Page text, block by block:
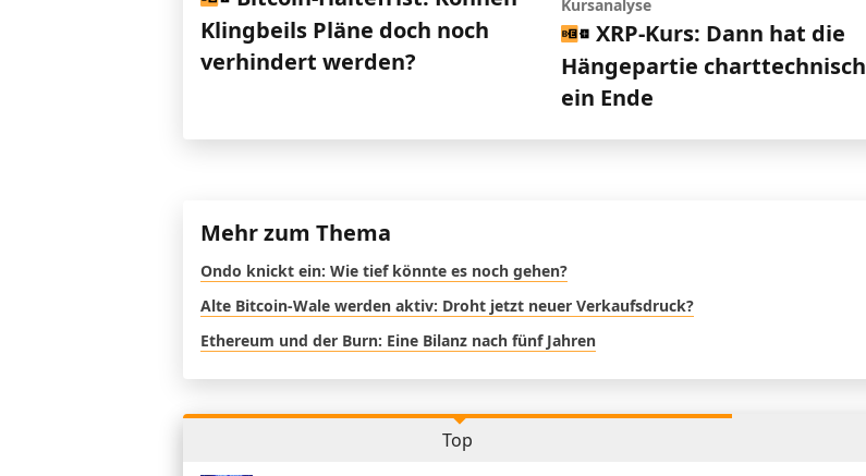
Klingbeils Pläne doch noch
verhindert werden?
Kursanalyse
XRP-Kurs: Dann hat die
Hängepartie charttechnisch
ein Ende
Mehr zum Thema
Ondo knickt ein: Wie tief könnte es noch gehen?
Alte Bitcoin-Wale werden aktiv: Droht jetzt neuer Verkaufsdruck?
Ethereum und der Burn: Eine Bilanz nach fünf Jahren
Top